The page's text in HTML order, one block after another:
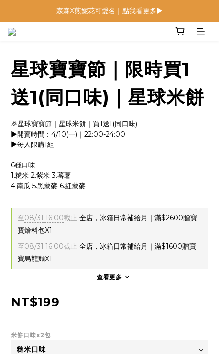
低鈉燉飯燉麵回歸 趕緊補貨！
低鈉燉飯燉麵回歸 趕緊補貨！
低鈉燉飯燉麵回歸 趕緊補貨！
星球寶寶節｜限時買1
送1(同口味)｜星球米餅
🎉星球寶寶節｜星球米餅｜買1送1(同口味)
►開賣時間：4/10(一)｜22:00-24:00
►每人限購1組
-
6種口味-----------------------
1.糙米 2.紫米 3.蕃薯
4.南瓜 5.黑藜麥 6.紅藜麥
至08/31 16:00截止 全店，冰箱日常補給月｜滿$2600贈寶
寶燴料包X1
至08/31 16:00截止 全店，冰箱日常補給月｜滿$1600贈寶
寶烏龍麵X1
查看更多
NT$199
米餅口味x2包